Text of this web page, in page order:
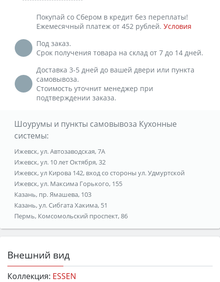
Покупай со Сбером в кредит без переплаты!
Ежемесячный платеж от 452 рублей. Условия
Под заказ.
Срок получения товара на склад от 7 до 14 дней.
Доставка 3-5 дней до вашей двери или пункта
самовывоза.
Стоимость уточнит менеджер при
подтверждении заказа.
Шоурумы и пункты самовывоза Кухонные
системы:
Ижевск, ул. Автозаводская, 7А
Ижевск, ул. 10 лет Октября, 32
Ижевск, ул Кирова 142, вход со стороны ул. Удмуртской
Ижевск, ул. Максима Горького, 155
Казань, пр. Ямашева, 103
Казань, ул. Сибгата Хакима, 51
Пермь, Комсомольский проспект, 86
Внешний вид
Коллекция: ESSEN